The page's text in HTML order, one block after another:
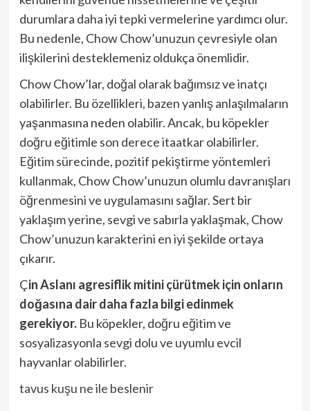
durumlara daha iyi tepki vermelerine yardımcı olur.
Bu nedenle, Chow Chow’unuzun çevresiyle olan
ilişkilerini desteklemeniz oldukça önemlidir.
Chow Chow’lar, doğal olarak bağımsız ve inatçı
olabilirler. Bu özellikleri, bazen yanlış anlaşılmaların
yaşanmasına neden olabilir. Ancak, bu köpekler
doğru eğitimle son derece itaatkar olabilirler.
Eğitim sürecinde, pozitif pekiştirme yöntemleri
kullanmak, Chow Chow’unuzun olumlu davranışları
öğrenmesini ve uygulamasını sağlar. Sert bir
yaklaşım yerine, sevgi ve sabırla yaklaşmak, Chow
Chow’unuzun karakterini en iyi şekilde ortaya
çıkarır.
Çin Aslanı agresiflik mitini çürütmek için onların
doğasına dair daha fazla bilgi edinmek
gerekiyor.Bu köpekler, doğru eğitim ve
sosyalizasyonla sevgi dolu ve uyumlu evcil
hayvanlar olabilirler.
tavus kuşu ne ile beslenir